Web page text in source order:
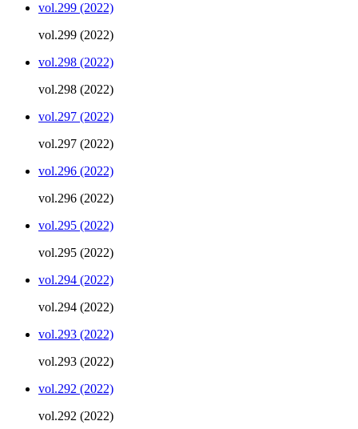
vol.299 (2022)
vol.299 (2022)
vol.298 (2022)
vol.298 (2022)
vol.297 (2022)
vol.297 (2022)
vol.296 (2022)
vol.296 (2022)
vol.295 (2022)
vol.295 (2022)
vol.294 (2022)
vol.294 (2022)
vol.293 (2022)
vol.293 (2022)
vol.292 (2022)
vol.292 (2022)